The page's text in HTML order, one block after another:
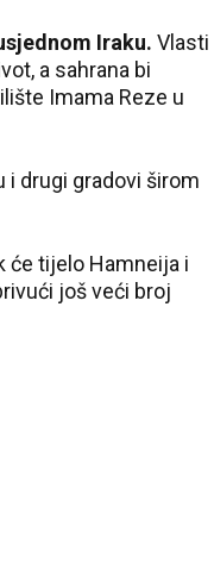
Iraku. Vlasti
a sahrana bi
Imama Reze u
i drugi gradovi širom
će tijelo Hamneija i
još veći broj
Pale
29 °C